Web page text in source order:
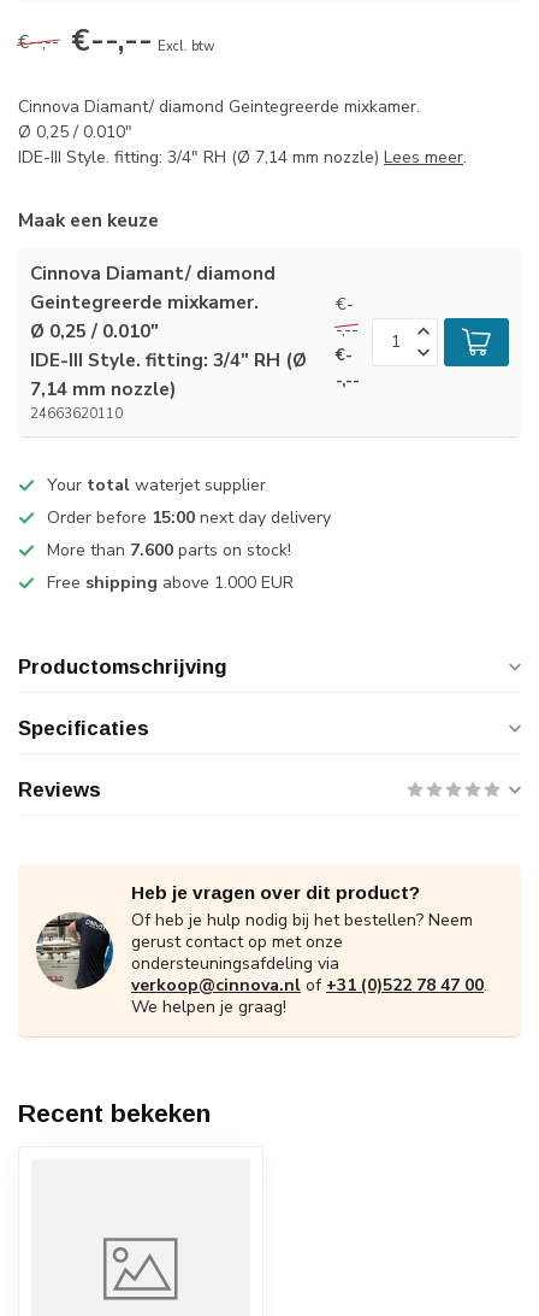
€--,-- €--,-- Excl. btw
Cinnova Diamant/ diamond Geintegreerde mixkamer.
Ø 0,25 / 0.010"
IDE-III Style. fitting: 3/4" RH (Ø 7,14 mm nozzle) Lees meer.
Maak een keuze
Cinnova Diamant/ diamond
Geintegreerde mixkamer.
Ø 0,25 / 0.010"
IDE-III Style. fitting: 3/4" RH (Ø
7,14 mm nozzle)
24663620110
€-
-,--
€-
-,--
Your total waterjet supplier
Order before 15:00 next day delivery
More than 7.600 parts on stock!
Free shipping above 1.000 EUR
Productomschrijving
Specificaties
Reviews
Heb je vragen over dit product?
Of heb je hulp nodig bij het bestellen? Neem
gerust contact op met onze
ondersteuningsafdeling via
verkoop@cinnova.nl of +31 (0)522 78 47 00.
We helpen je graag!
Recent bekeken